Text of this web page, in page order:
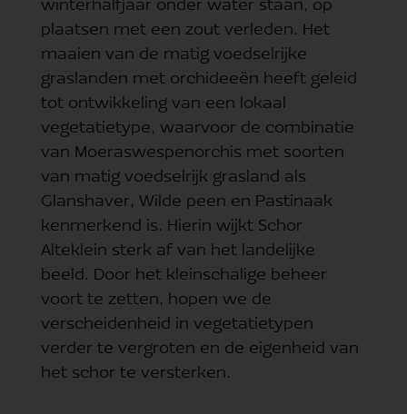
winterhalfjaar onder water staan, op
plaatsen met een zout verleden. Het
maaien van de matig voedselrijke
graslanden met orchideeën heeft geleid
tot ontwikkeling van een lokaal
vegetatietype, waarvoor de combinatie
van Moeraswespenorchis met soorten
van matig voedselrijk grasland als
Glanshaver, Wilde peen en Pastinaak
kenmerkend is. Hierin wijkt Schor
Alteklein sterk af van het landelijke
beeld. Door het kleinschalige beheer
voort te zetten, hopen we de
verscheidenheid in vegetatietypen
verder te vergroten en de eigenheid van
het schor te versterken.